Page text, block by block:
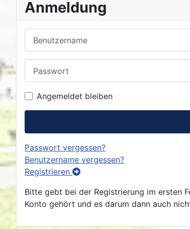
Anmeldung
Angemeldet bleiben
Passwort vergessen?
Benutzername vergessen?
Registrieren
Bitte gebt bei der Registrierung im ersten
Konto gehört und es darum dann auch